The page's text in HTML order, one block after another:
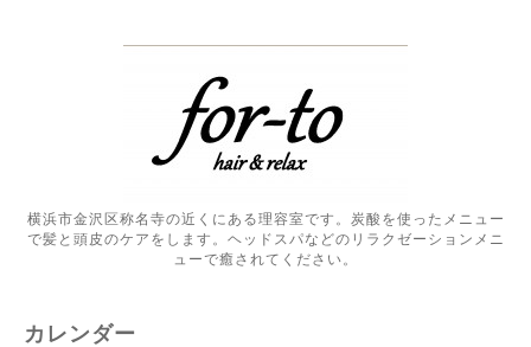
横浜市金沢区称名寺の近くにある理容室です。炭酸を使ったメニュー
で髪と頭皮のケアをします。ヘッドスパなどのリラクゼーションメニ
ューで癒されてください。
カレンダー